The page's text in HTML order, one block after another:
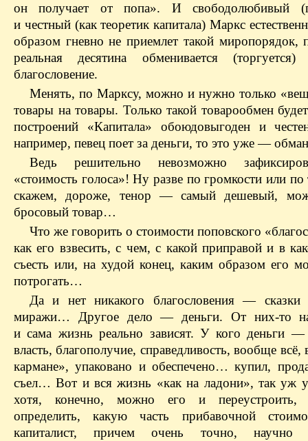
он получает от попа». И свободолюбивый
и честный (как теоретик капитала) Маркс
образом гневно не приемлет такой миропорядок,
реальная десятина обменивается
благословение.
Менять, по Марксу, можно и нужно только
товары на товары. Только такой товарообмен
построений «Капитала» обоюдовыгоден и
например, певец поет за деньги, то это уже —
Ведь решительно невозможно
«стоимость голоса»! Ну разве по громкости или по
скажем, дороже, тенор — самый дешевый,
бросовый товар…
Что же говорить о стоимости поповского
как его взвесить, с чем, с какой приправой и в
съесть или, на худой конец, каким образом его
потрогать…
Да и нет никакого благословения — сказки
миражи… Другое дело — деньги. От них-то
и сама жизнь реально зависят. У кого деньги
власть, благополучие, справедливость, вообще
кармане», упаковано и обеспечено… купил,
съел… Вот и вся жизнь «как на ладони», так уж
хотя, конечно, можно его и переустроить,
определить, какую часть прибавочной
капиталист, причем очень точно, научно